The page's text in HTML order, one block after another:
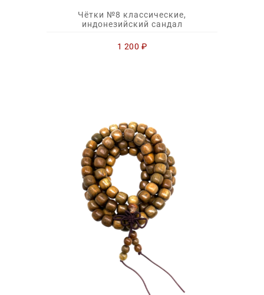
Чётки №8 классические,
индонезийский сандал
1 200 ₽